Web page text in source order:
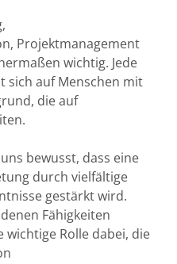
Projektmanagement
wichtig. Jede
sich auf Menschen mit
die auf
bewusst, dass eine
durch vielfältige
gestärkt wird.
Fähigkeiten
Rolle dabei, die